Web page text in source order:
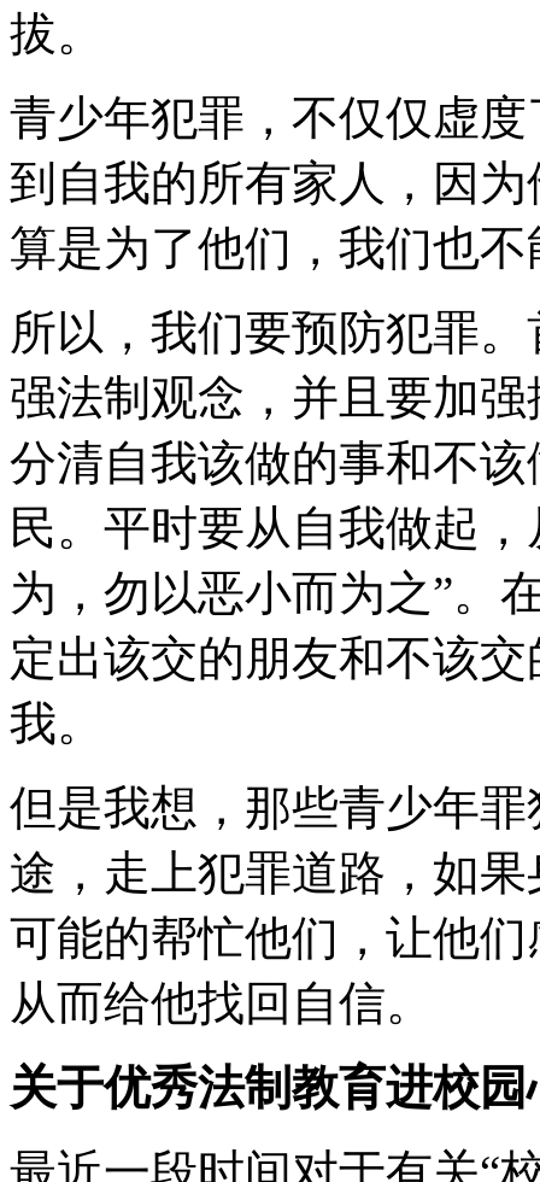
拔。
青少年犯罪，不仅仅虚
到自我的所有家人，因
算是为了他们，我们也
所以，我们要预防犯罪
强法制观念，并且要加
分清自我该做的事和不
民。平时要从自我做起
为，勿以恶小而为之”。
定出该交的朋友和不该
我。
但是我想，那些青少年
途，走上犯罪道路，如
可能的帮忙他们，让他
从而给他找回自信。
关于优秀法制教育进校